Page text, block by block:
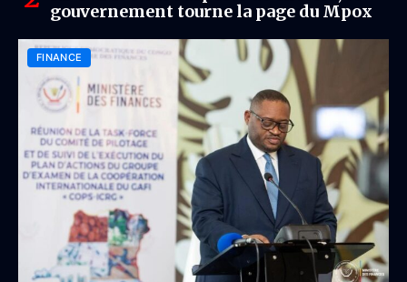
gouvernement tourne la page du Mpox
FINANCE